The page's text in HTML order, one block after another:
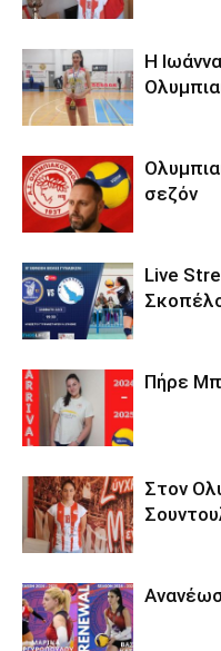
Η
σεζόν
Live
Πήρε
Στον